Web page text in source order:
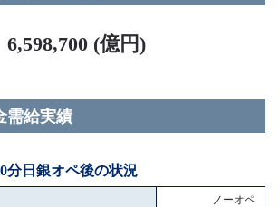
6,598,700 (億円)
需給実績
分日銀オペ後の状況
ノーオペ